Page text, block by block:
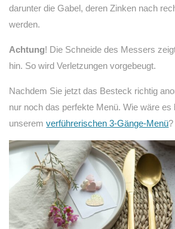
darunter die Gabel, deren Zinken nach
werden.
Achtung! Die Schneide des Messers
hin. So wird Verletzungen vorgebeugt.
Nachdem Sie jetzt das Besteck richtig
nur noch das perfekte Menü. Wie wäre
unseremverführerischen 3-Gänge-Menü?